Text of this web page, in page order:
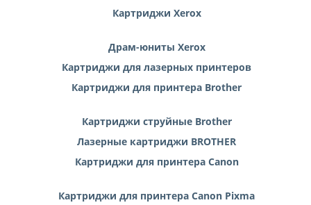
Картриджи Xerox
Драм-юниты Xerox
Картриджи для лазерных принтеров
Картриджи для принтера Brother
Картриджи струйные Brother
Лазерные картриджи BROTHER
Картриджи для принтера Canon
Картриджи для принтера Canon Pixma